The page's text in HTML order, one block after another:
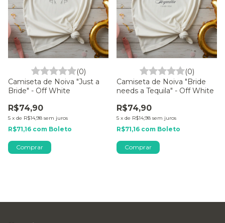
(0)
Camiseta de Noiva "Just a
Bride" - Off White
R$74,90
5 x de R$14,98 sem juros
R$71,16 com Boleto
Comprar
(0)
Camiseta de Noiva "Bride
needs a Tequila" - Off White
R$74,90
5 x de R$14,98 sem juros
R$71,16 com Boleto
Comprar